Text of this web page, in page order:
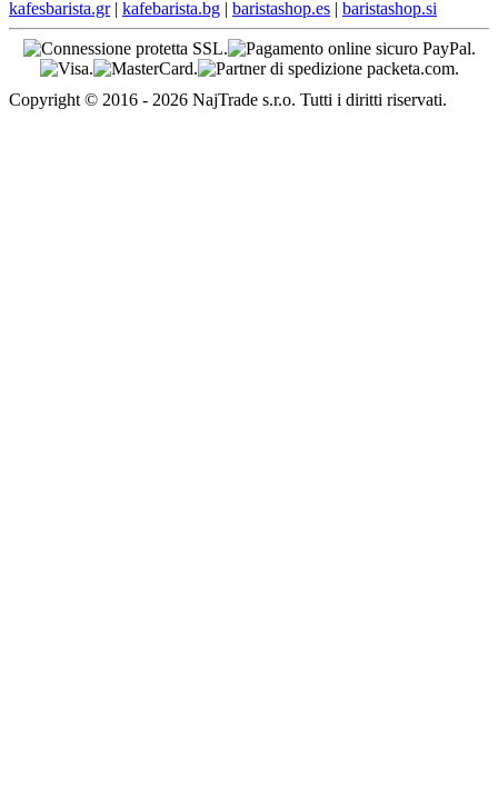
kafesbarista.gr| kafebarista.bg | baristashop.es | baristashop.si
Copyright © 2016 - 2026 NajTrade s.r.o. Tutti i diritti riservati.